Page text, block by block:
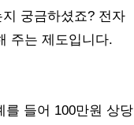
궁금하셨죠? 전자
주는 제도입니다.
를 들어 100만원 상당